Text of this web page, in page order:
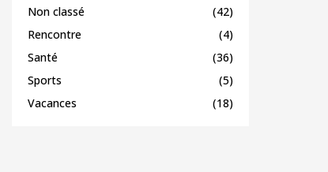
Non classé
(42)
Rencontre
(4)
Santé
(36)
Sports
(5)
Vacances
(18)